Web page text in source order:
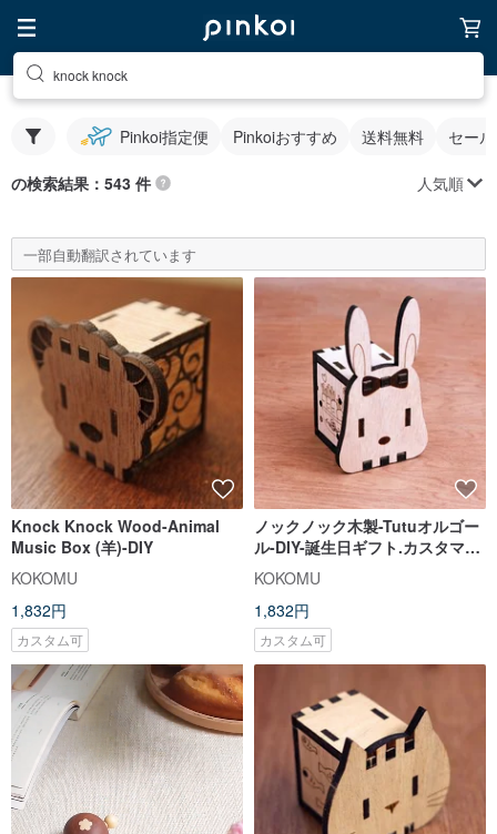
knock knock
Pinkoi指定便 Pinkoiおすすめ 送料無料 セー
の検索結果：543 件 人気順
一部自動翻訳されています
Knock Knock Wood-Animal
Music Box (羊)-DIY
KOKOMU
1,832円
カスタム可
ノックノック木製-Tutuオルゴー
ル-DIY-誕生日ギフト.カスタマイ
ズ.レタリング
KOKOMU
1,832円
カスタム可